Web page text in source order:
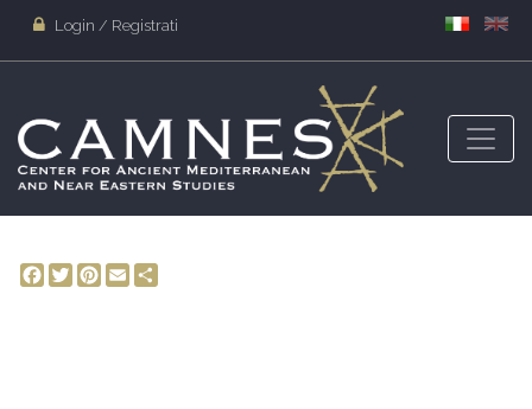
Login / Registrati
Facebook
TwitterPinterest
Email